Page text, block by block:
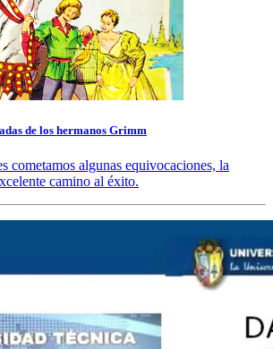
de los hermanos Grimm
cometamos algunas equivocaciones, la
camino al éxito.